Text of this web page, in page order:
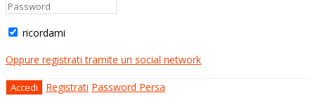
ricordami
Oppure registrati tramite un social network
Registrati Password Persa